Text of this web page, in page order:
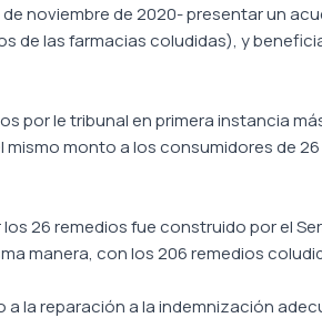
de noviembre de 2020- presentar un
de las farmacias coludidas), y
por le tribunal en primera instancia
monto a los consumidores de
26 remedios fue construido por el
manera, con los 206 remedios
la reparación a la indemnización